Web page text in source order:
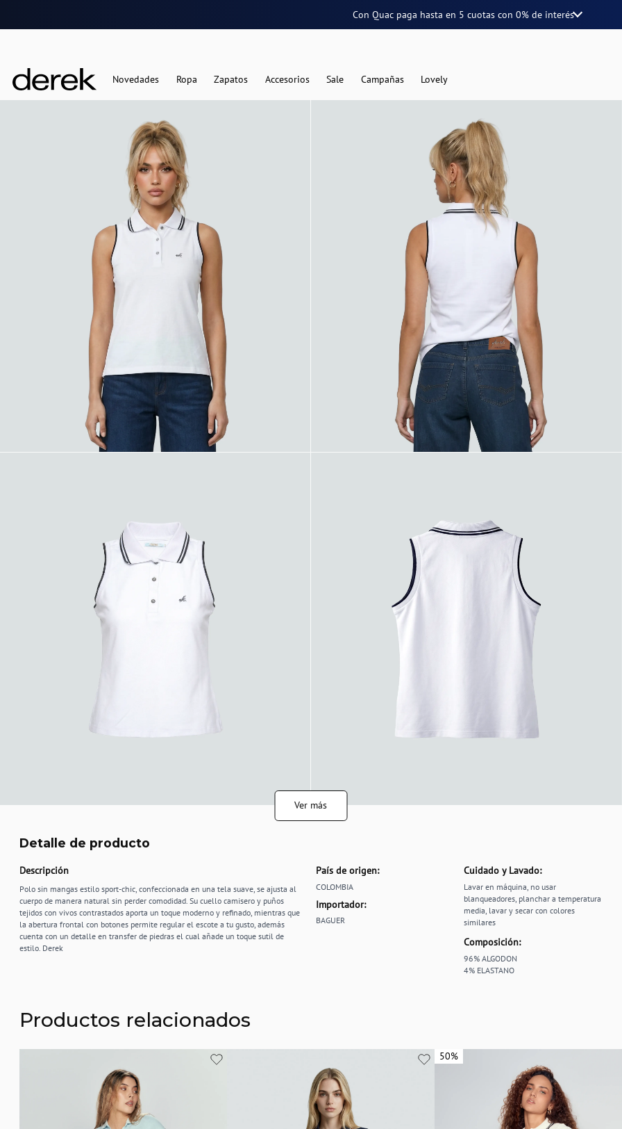
Con Quac paga hasta en 5 cuotascon 0% de interés
Novedades Ropa Zapatos Accesorios Sale Campañas Lovely
Ver más
Detalle de producto
Descripción
Polo sin mangas estilo sport-chic, confeccionada en una tela suave, se ajusta al
cuerpo de manera natural sin perder comodidad. Su cuello camisero y puños
tejidos con vivos contrastados aporta un toque moderno y refinado, mientras que
la abertura frontal con botones permite regular el escote a tu gusto, además
cuenta con un detalle en transfer de piedras el cual añade un toque sutil de
estilo. Derek
País de origen:
COLOMBIA
Importador:
BAGUER
Cuidado y Lavado:
Lavar en máquina, no usar
blanqueadores, planchar a temperatura
media, lavar y secar con colores
similares
Composición:
96% ALGODON
4% ELASTANO
Productos relacionados
50%
50%